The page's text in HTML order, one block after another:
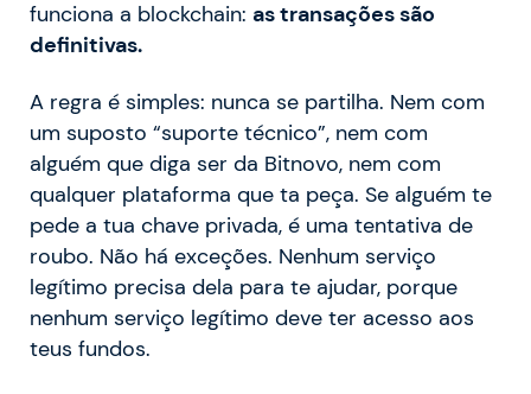
funciona a blockchain: as transações são
definitivas.
A regra é simples: nunca se partilha. Nem com
um suposto “suporte técnico”, nem com
alguém que diga ser da Bitnovo, nem com
qualquer plataforma que ta peça. Se alguém te
pede a tua chave privada, é uma tentativa de
roubo. Não há exceções. Nenhum serviço
legítimo precisa dela para te ajudar, porque
nenhum serviço legítimo deve ter acesso aos
teus fundos.